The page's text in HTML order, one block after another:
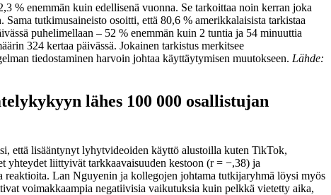
% enemmän kuin edellisenä vuonna. Se tarkoittaa noin kerran joka
tutkimusaineisto osoitti, että 80,6 % amerikkalaisista tarkistaa
puhelimellaan – 52 % enemmän kuin 2 tuntia ja 54 minuuttia
324 kertaa päivässä. Jokainen tarkistus merkitsee
tiedostaminen harvoin johtaa käyttäytymisen muutokseen. Lähde:
lähes 100 000 osallistujan
että lisääntynyt lyhytvideoiden käyttö alustoilla kuten TikTok,
yhteydet liittyivät tarkkaavaisuuden kestoon (r = −,38) ja
Lan Nguyenin ja kollegojen johtama tutkijaryhmä löysi myös
voimakkaampia negatiivisia vaikutuksia kuin pelkkä vietetty aika,